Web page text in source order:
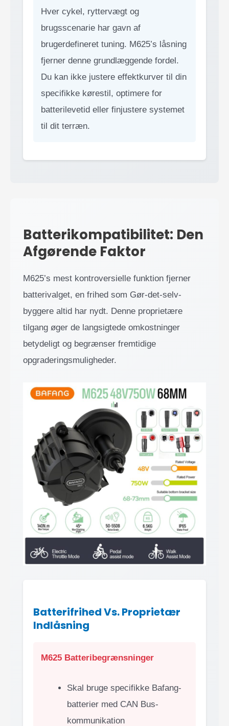
Hver cykel, ryttervægt og
brugsscenarie har gavn af
brugerdefineret tuning. M625’s låsning
fjerner denne grundlæggende fordel.
Du kan ikke justere effektkurver til din
specifikke kørestil, optimere for
batterilevetid eller finjustere systemet
til dit terræn.
Batterikompatibilitet: Den
Afgørende Faktor
M625’s mest kontroversielle funktion fjerner
batterivalget, en frihed som Gør-det-selv-
byggere altid har nydt. Denne proprietære
tilgang øger de langsigtede omkostninger
betydeligt og begrænser fremtidige
opgraderingsmuligheder.
Batterifrihed Vs. Proprietær
Indlåsning
M625 Batteribegrænsninger
Skal bruge specifikke Bafang-
batterier med CAN Bus-
kommunikation